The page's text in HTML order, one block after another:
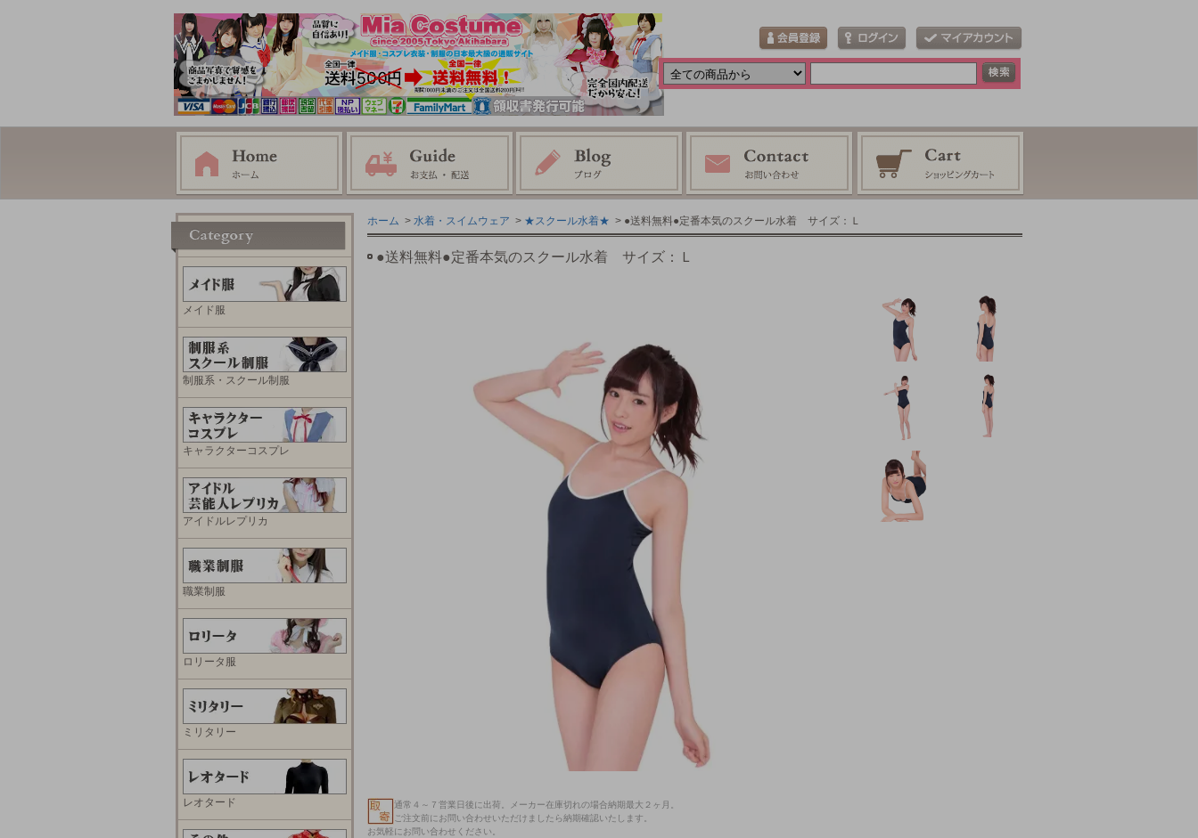
ホーム > 水着・スイムウェア > ★スクール水着★ > ●送料無料●定番本気のスクール水着 サイズ：Ｌ
●送料無料●定番本気のスクール水着 サイズ：Ｌ
通常４～７営業日後に出荷。メーカー在庫切れの場合納期最大２ヶ月。
ご注文前にお問い合わせいただけましたら納期確認いたします。
お気軽にお問い合わせください。
メイド服
制服系・スクール制服
キャラクターコスプレ
アイドルレプリカ
職業制服
ロリータ服
ミリタリー
レオタード